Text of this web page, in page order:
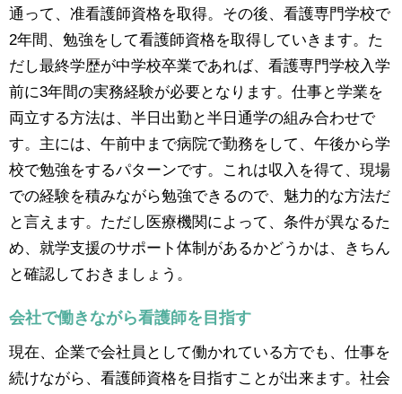
通って、准看護師資格を取得。その後、看護専門学校で
2年間、勉強をして看護師資格を取得していきます。た
だし最終学歴が中学校卒業であれば、看護専門学校入学
前に3年間の実務経験が必要となります。仕事と学業を
両立する方法は、半日出勤と半日通学の組み合わせで
す。主には、午前中まで病院で勤務をして、午後から学
校で勉強をするパターンです。これは収入を得て、現場
での経験を積みながら勉強できるので、魅力的な方法だ
と言えます。ただし医療機関によって、条件が異なるた
め、就学支援のサポート体制があるかどうかは、きちん
と確認しておきましょう。
会社で働きながら看護師を目指す
現在、企業で会社員として働かれている方でも、仕事を
続けながら、看護師資格を目指すことが出来ます。社会